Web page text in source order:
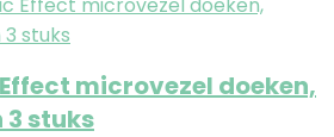
microvezel doeken,
stuks